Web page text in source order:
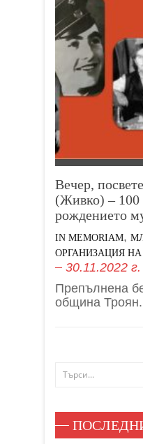
Вечер,
(Живко) – 100
рождението
IN MEMORIAM,
ОРГАНИЗАЦИЯ
30.11.2022 г.
Препълнена
община